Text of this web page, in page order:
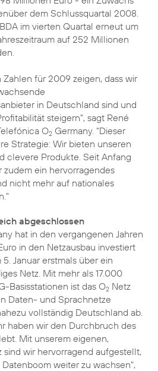
dem Schlussquartal 2008.
im vierten Quartal erneut um
auf 252 Millionen
für 2009 zeigen, dass wir
in Deutschland sind und
steigern", sagt René
O2 Germany. "Dieser
Strategie: Wir bieten unseren
clevere Produkte. Seit Anfang
zudem ein hervorragendes
nicht mehr auf nationales
abgeschlossen
hat in den vergangenen Jahren
in den Netzausbau investiert
Januar erstmals über ein
Netz. Mit mehr als 17.000
Basisstationen ist das O2 Netz
Daten- und Sprachnetze
vollständig Deutschland ab.
haben wir den Durchbruch des
Mit unserem eigenen,
wir hervorragend aufgestellt,
weiter zu wachsen",